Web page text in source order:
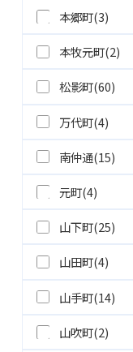
本郷町(3)
本牧元町(2)
松影町(60)
万代町(4)
南仲通(15)
元町(4)
山下町(25)
山田町(4)
山手町(14)
山吹町(2)